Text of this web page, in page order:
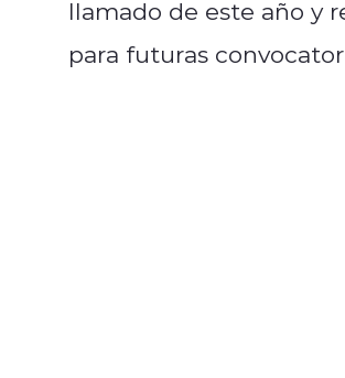
llamado de este año y
para futuras